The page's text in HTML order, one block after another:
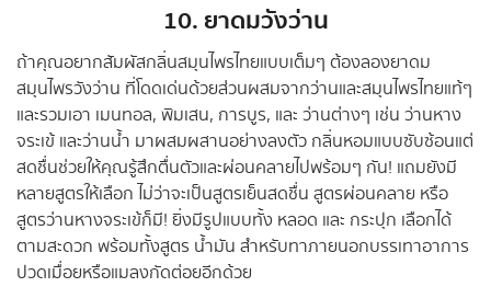
10. ยาดมวังว่าน
ถ้าคุณอยากสัมผัสกลิ่นสมุนไพรไทยแบบเต็มๆ ต้องลองยาดม
สมุนไพรวังว่าน ที่โดดเด่นด้วยส่วนผสมจากว่านและสมุนไพรไทยแท้ๆ
และรวมเอา เมนทอล, พิมเสน, การบูร, และ ว่านต่างๆ เช่น ว่านหาง
จระเข้ และว่านน้ำ มาผสมผสานอย่างลงตัว กลิ่นหอมแบบซับซ้อนแต่
สดชื่นช่วยให้คุณรู้สึกตื่นตัวและผ่อนคลายไปพร้อมๆ กัน! แถมยังมี
หลายสูตรให้เลือก ไม่ว่าจะเป็นสูตรเย็นสดชื่น สูตรผ่อนคลาย หรือ
สูตรว่านหางจระเข้ก็มี! ยิ่งมีรูปแบบทั้ง หลอด และ กระปุก เลือกได้
ตามสะดวก พร้อมทั้งสูตร น้ำมัน สำหรับทาภายนอกบรรเทาอาการ
ปวดเมื่อยหรือแมลงกัดต่อยอีกด้วย